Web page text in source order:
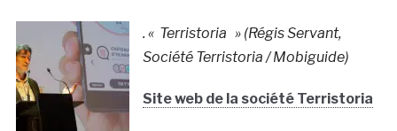
. « Terristoria » (Régis Servant,
Société Terristoria / Mobiguide)
Site web de la société Terristoria